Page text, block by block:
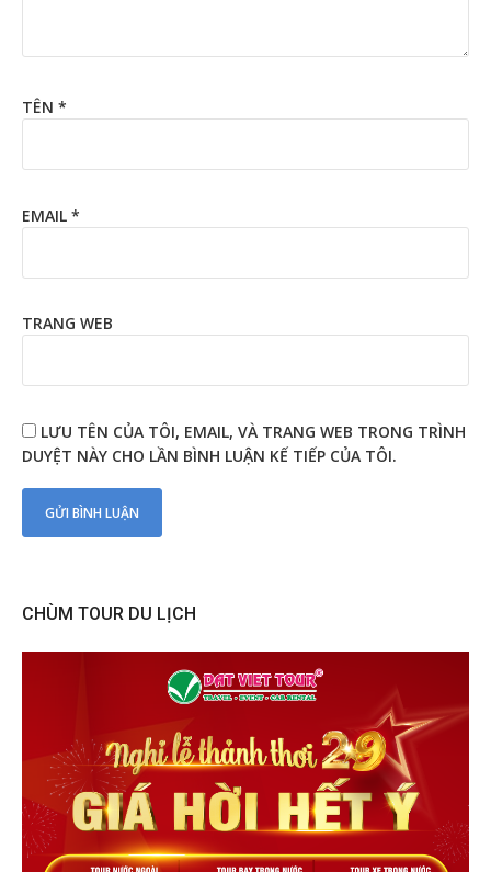
TÊN *
EMAIL *
TRANG WEB
LƯU TÊN CỦA TÔI, EMAIL, VÀ TRANG WEB TRONG TRÌNH
DUYỆT NÀY CHO LẦN BÌNH LUẬN KẾ TIẾP CỦA TÔI.
CHÙM TOUR DU LỊCH